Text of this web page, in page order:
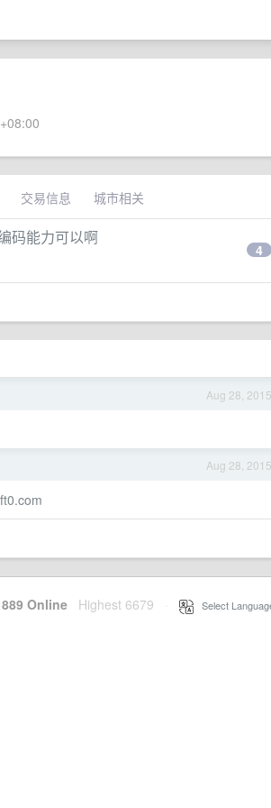
交易信息 城市相关
码能力可以啊
4
Aug 28, 2015
Aug 28, 2015
889 Online Highest 6679 Select